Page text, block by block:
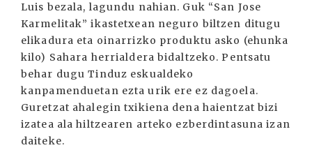
Luis bezala, lagundu nahian. Guk “San Jose
Karmelitak” ikastetxean neguro biltzen ditugu
elikadura eta oinarrizko produktu asko (ehunka
kilo) Sahara herrialdera bidaltzeko. Pentsatu
behar dugu Tinduz eskualdeko
kanpamenduetan ezta urik ere ez dagoela.
Guretzat ahalegin txikiena dena haientzat bizi
izatea ala hiltzearen arteko ezberdintasuna izan
daiteke.